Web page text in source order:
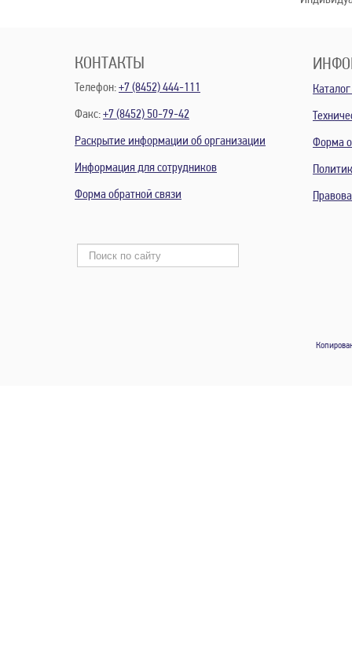
КОНТАКТЫ
Телефон:+7 (8452) 444-111
Факс:+7 (8452) 50-79-42
Раскрытие информации об организации
Информация для сотрудников
Форма обратной связи
Форма